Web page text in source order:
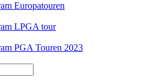
Europatouren
LPGA tour
PGA Touren 2023